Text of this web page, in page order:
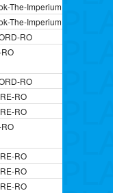
The-Imperium
The-Imperium
RO
RO
RO
RO
RO
RO
RO